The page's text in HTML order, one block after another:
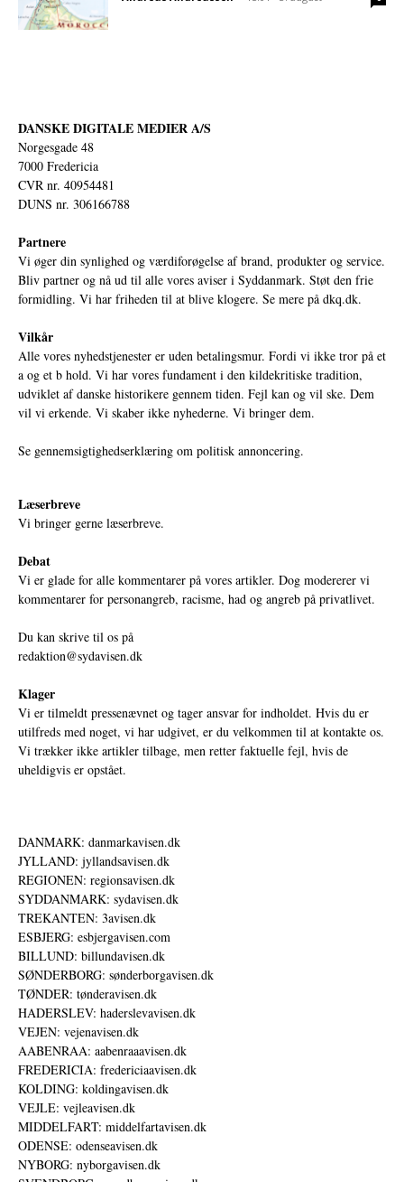
DANSKE DIGITALE MEDIER A/S
Norgesgade 48
7000 Fredericia
CVR nr. 40954481
DUNS nr. 306166788
Partnere
Vi øger din synlighed og værdiforøgelse af brand, produkter og service.
Bliv partner og nå ud til alle vores aviser i Syddanmark. Støt den frie
formidling. Vi har friheden til at blive klogere. Se mere på dkq.dk.
Vilkår
Alle vores nyhedstjenester er uden betalingsmur. Fordi vi ikke tror på et
a og et b hold. Vi har vores fundament i den kildekritiske tradition,
udviklet af danske historikere gennem tiden. Fejl kan og vil ske. Dem
vil vi erkende. Vi skaber ikke nyhederne. Vi bringer dem.
Se gennemsigtighedserklæring om politisk annoncering.
Læserbreve
Vi bringer gerne læserbreve.
Debat
Vi er glade for alle kommentarer på vores artikler. Dog modererer vi
kommentarer for personangreb, racisme, had og angreb på privatlivet.
Du kan skrive til os på
redaktion@sydavisen.dk
Klager
Vi er tilmeldt pressenævnet og tager ansvar for indholdet. Hvis du er
utilfreds med noget, vi har udgivet, er du velkommen til at kontakte os.
Vi trækker ikke artikler tilbage, men retter faktuelle fejl, hvis de
uheldigvis er opstået.
DANMARK: danmarkavisen.dk
JYLLAND: jyllandsavisen.dk
REGIONEN: regionsavisen.dk
SYDDANMARK: sydavisen.dk
TREKANTEN: 3avisen.dk
ESBJERG: esbjergavisen.com
BILLUND: billundavisen.dk
SØNDERBORG: sønderborgavisen.dk
TØNDER: tønderavisen.dk
HADERSLEV: haderslevavisen.dk
VEJEN: vejenavisen.dk
AABENRAA: aabenraaavisen.dk
FREDERICIA: fredericiaavisen.dk
KOLDING: koldingavisen.dk
VEJLE: vejleavisen.dk
MIDDELFART: middelfartavisen.dk
ODENSE: odenseavisen.dk
NYBORG: nyborgavisen.dk